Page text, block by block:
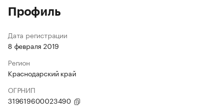
Профиль
Дата регистрации
8 февраля 2019
Регион
Краснодарский край
ОГРНИП
319619600023490